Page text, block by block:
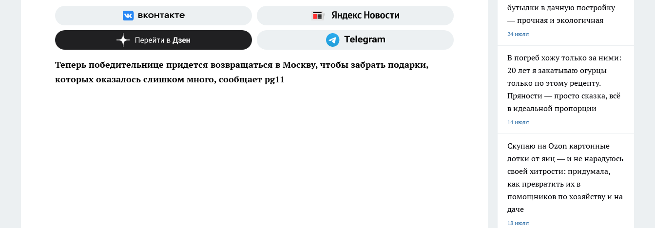
Теперь победительнице придется возвращаться в Москву, чтобы забрать подарки,
которых оказалось слишком много, сообщает pg11
бутылки в дачную постройку
— прочная и экологичная
24 июля
В погреб хожу только за ними:
20 лет я закатываю огурцы
только по этому рецепту.
Пряности — просто сказка, всё
в идеальной пропорции
14 июля
Скупаю на Ozon картонные
лотки от яиц — и не нарадуюсь
своей хитрости: придумала,
как превратить их в
помощников по хозяйству и на
даче
18 июля